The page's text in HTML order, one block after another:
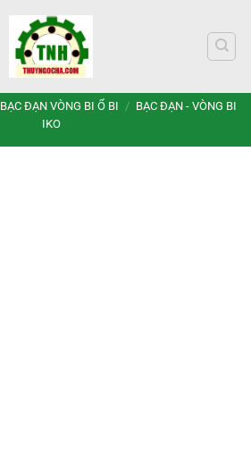
BẠC ĐẠN VÒNG BI Ổ BI / BẠC ĐẠN - VÒNG BI
IKO